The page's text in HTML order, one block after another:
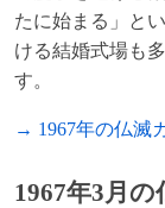
たに始まる」と
ける結婚式場も
す。
→ 1967年の仏滅
1967年3月